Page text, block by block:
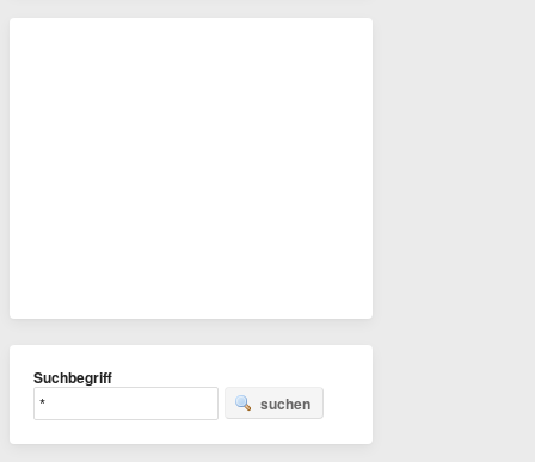
Suchbegriff
suchen